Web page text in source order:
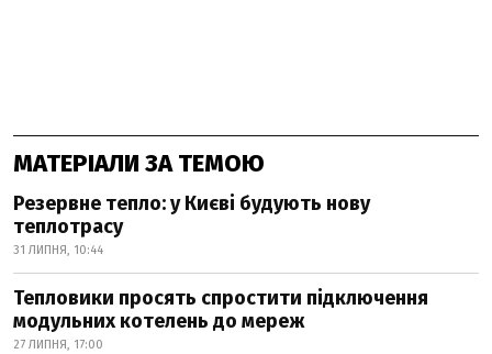
МАТЕРІАЛИ ЗА ТЕМОЮ
Резервне тепло: у Києві будують нову
теплотрасу
31 ЛИПНЯ, 10:44
Тепловики просять спростити підключення
модульних котелень до мереж
27 ЛИПНЯ, 17:00